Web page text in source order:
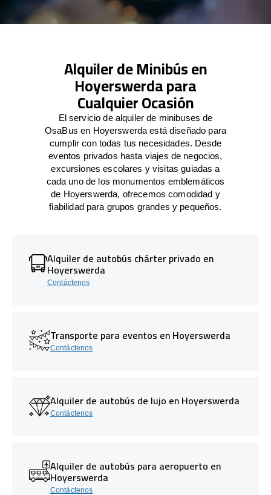
Alquiler de Minibús en
Hoyerswerda para
Cualquier Ocasión
El servicio de alquiler de minibuses de
OsaBus en Hoyerswerda está diseñado para
cumplir con todas tus necesidades. Desde
eventos privados hasta viajes de negocios,
excursiones escolares y visitas guiadas a
cada uno de los monumentos emblemáticos
de Hoyerswerda, ofrecemos comodidad y
fiabilidad para grupos grandes y pequeños.
Alquiler de autobús chárter privado en
Hoyerswerda
Contáctenos
Transporte para eventos en Hoyerswerda
Contáctenos
Alquiler de autobús de lujo en Hoyerswerda
Contáctenos
Alquiler de autobús para aeropuerto en
Hoyerswerda
Contáctenos